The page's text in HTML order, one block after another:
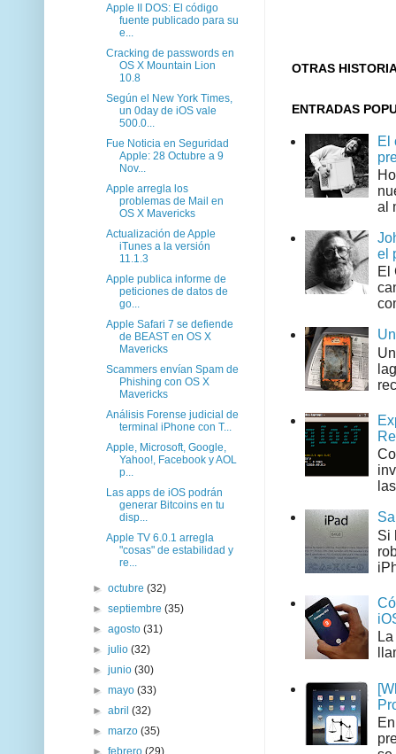
OTRAS
ENTRADAS
El
al
el
El
Si
Apple II DOS: El código
fuente publicado para su
e...
Cracking de passwords en
OS X Mountain Lion
10.8
Según el New York Times,
un 0day de iOS vale
500.0...
Fue Noticia en Seguridad
Apple: 28 Octubre a 9
Nov...
Apple arregla los
problemas de Mail en
OS X Mavericks
Actualización de Apple
iTunes a la versión
11.1.3
Apple publica informe de
peticiones de datos de
go...
Apple Safari 7 se defiende
de BEAST en OS X
Mavericks
Scammers envían Spam de
Phishing con OS X
Mavericks
Análisis Forense judicial de
terminal iPhone con T...
Apple, Microsoft, Google,
Yahoo!, Facebook y AOL
p...
Las apps de iOS podrán
generar Bitcoins en tu
disp...
Apple TV 6.0.1 arregla
"cosas" de estabilidad y
re...
►octubre(32)
►septiembre(35)
►agosto(31)
►julio(32)
►junio(30)
►mayo(33)
►abril(32)
►marzo(35)
►febrero(29)